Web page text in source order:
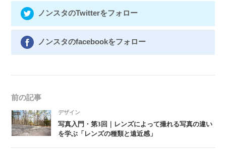
ノンスタのTwitterをフォロー
ノンスタのfacebookをフォロー
前の記事
デザイン
写真入門・第3回｜レンズによって撮れる写真の違い
を学ぶ「レンズの種類と遠近感」